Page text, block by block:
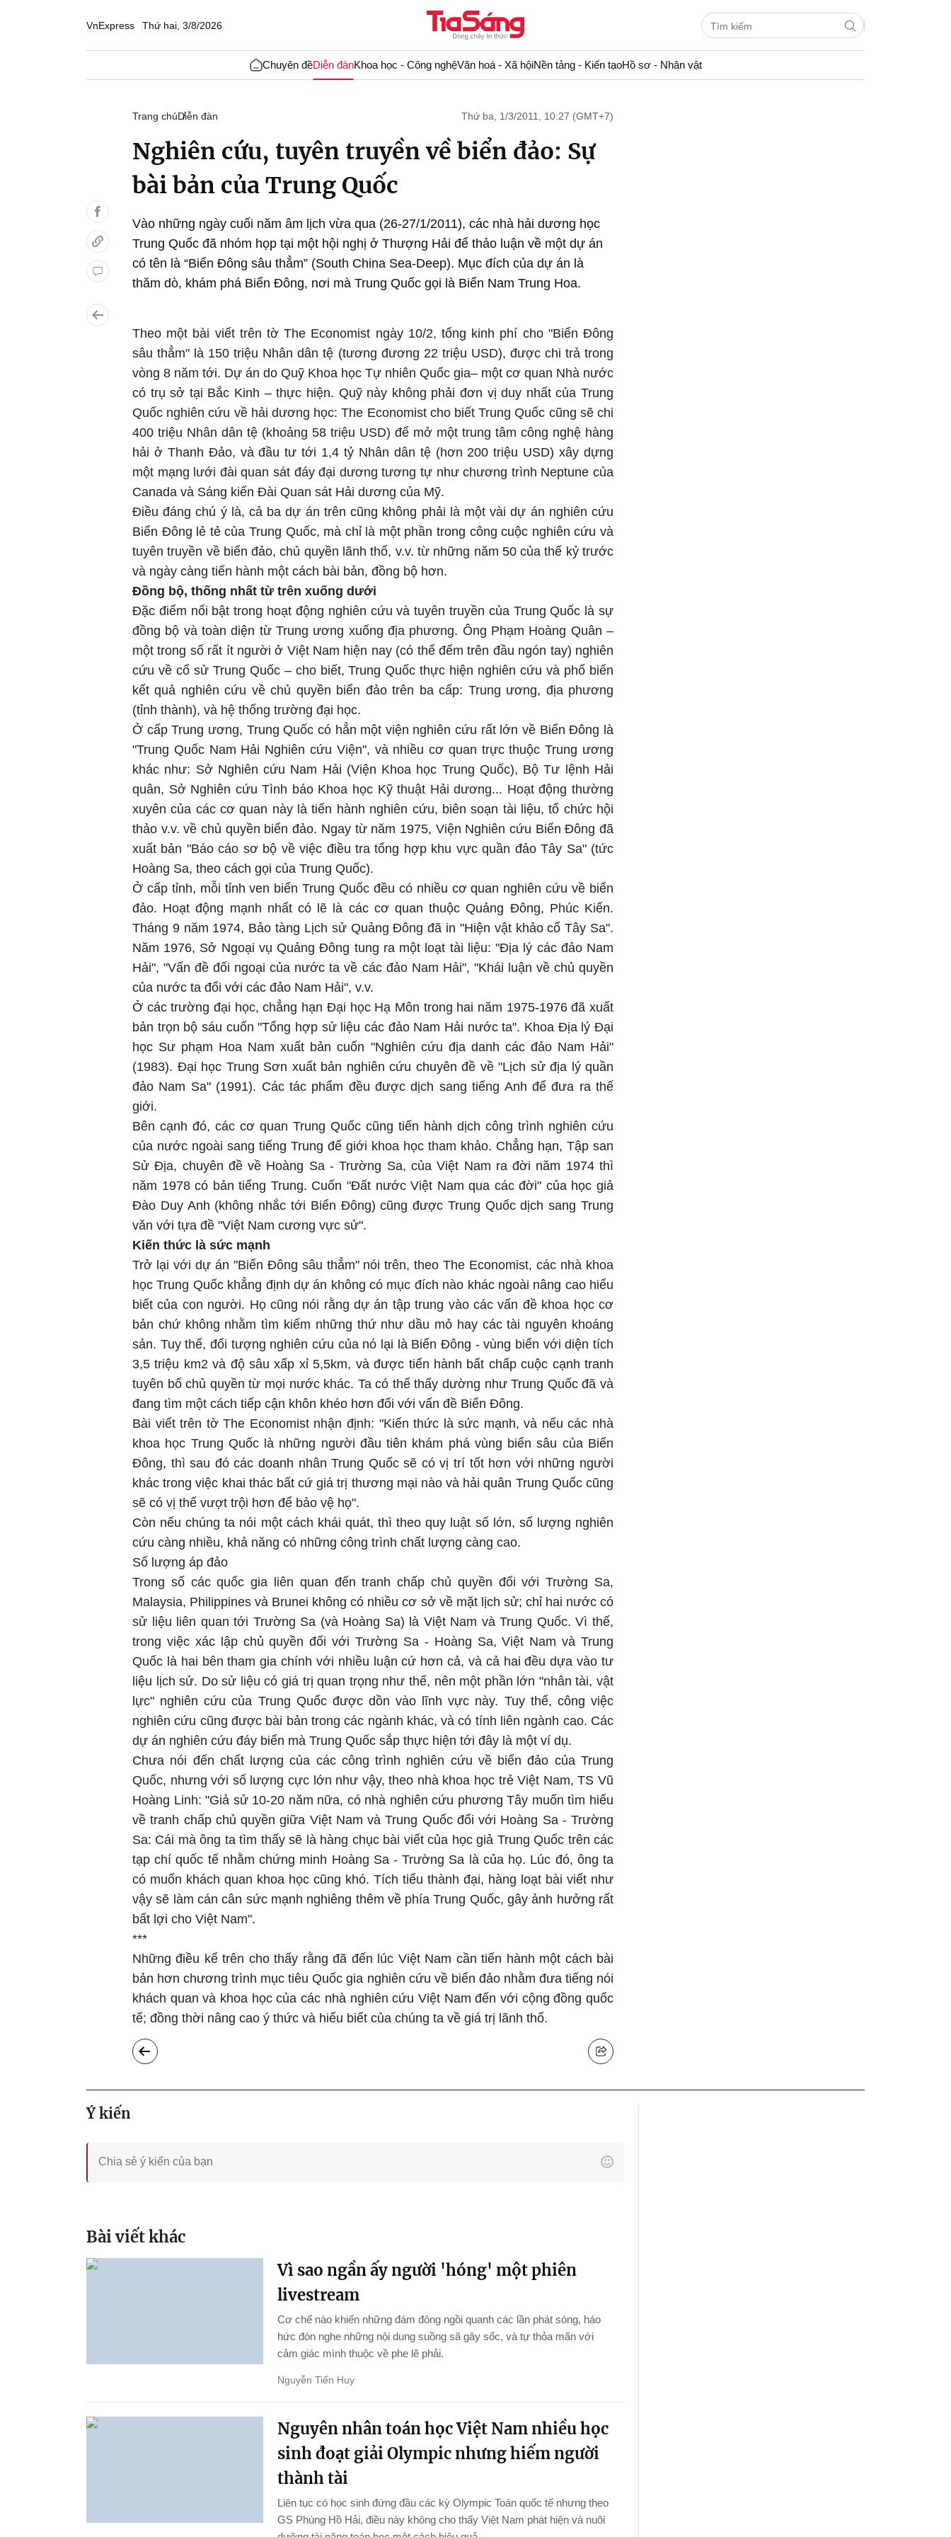
VnExpress Thứ hai, 3/8/2026
Chuyên đềDiễn đànKhoa học - Công nghệVăn hoá - Xã hộiNền tảng - Kiến tạoHồ sơ - Nhân vật
Trang chủDiễn đàn Thứ ba, 1/3/2011, 10:27 (GMT+7)
Nghiên cứu, tuyên truyền về biển đảo: Sự
bài bản của Trung Quốc
Vào những ngày cuối năm âm lịch vừa qua (26-27/1/2011), các nhà hải dương học
Trung Quốc đã nhóm họp tại một hội nghị ở Thượng Hải để thảo luận về một dự án
có tên là “Biển Đông sâu thẳm” (South China Sea-Deep). Mục đích của dự án là
thăm dò, khám phá Biển Đông, nơi mà Trung Quốc gọi là Biển Nam Trung Hoa.
Theo một bài viết trên tờ The Economist ngày 10/2, tổng kinh phí cho "Biển Đông
sâu thẳm" là 150 triệu Nhân dân tệ (tương đương 22 triệu USD), được chi trả trong
vòng 8 năm tới. Dự án do Quỹ Khoa học Tự nhiên Quốc gia– một cơ quan Nhà nước
có trụ sở tại Bắc Kinh – thực hiện. Quỹ này không phải đơn vị duy nhất của Trung
Quốc nghiên cứu về hải dương học: The Economist cho biết Trung Quốc cũng sẽ chi
400 triệu Nhân dân tệ (khoảng 58 triệu USD) để mở một trung tâm công nghệ hàng
hải ở Thanh Đảo, và đầu tư tới 1,4 tỷ Nhân dân tệ (hơn 200 triệu USD) xây dựng
một mạng lưới đài quan sát đáy đại dương tương tự như chương trình Neptune của
Canada và Sáng kiến Đài Quan sát Hải dương của Mỹ.
Điều đáng chú ý là, cả ba dự án trên cũng không phải là một vài dự án nghiên cứu
Biển Đông lẻ tẻ của Trung Quốc, mà chỉ là một phần trong công cuộc nghiên cứu và
tuyên truyền về biển đảo, chủ quyền lãnh thổ, v.v. từ những năm 50 của thế kỷ trước
và ngày càng tiến hành một cách bài bản, đồng bộ hơn.
Đồng bộ, thống nhất từ trên xuống dưới
Đặc điểm nổi bật trong hoạt động nghiên cứu và tuyên truyền của Trung Quốc là sự
đồng bộ và toàn diện từ Trung ương xuống địa phương. Ông Phạm Hoàng Quân –
một trong số rất ít người ở Việt Nam hiện nay (có thể đếm trên đầu ngón tay) nghiên
cứu về cổ sử Trung Quốc – cho biết, Trung Quốc thực hiện nghiên cứu và phổ biến
kết quả nghiên cứu về chủ quyền biển đảo trên ba cấp: Trung ương, địa phương
(tỉnh thành), và hệ thống trường đại học.
Ở cấp Trung ương, Trung Quốc có hẳn một viện nghiên cứu rất lớn về Biển Đông là
"Trung Quốc Nam Hải Nghiên cứu Viện", và nhiều cơ quan trực thuộc Trung ương
khác như: Sở Nghiên cứu Nam Hải (Viện Khoa học Trung Quốc), Bộ Tư lệnh Hải
quân, Sở Nghiên cứu Tình báo Khoa học Kỹ thuật Hải dương... Hoạt động thường
xuyên của các cơ quan này là tiến hành nghiên cứu, biên soạn tài liệu, tổ chức hội
thảo v.v. về chủ quyền biển đảo. Ngay từ năm 1975, Viện Nghiên cứu Biển Đông đã
xuất bản "Báo cáo sơ bộ về việc điều tra tổng hợp khu vực quần đảo Tây Sa" (tức
Hoàng Sa, theo cách gọi của Trung Quốc).
Ở cấp tỉnh, mỗi tỉnh ven biển Trung Quốc đều có nhiều cơ quan nghiên cứu về biển
đảo. Hoạt động mạnh nhất có lẽ là các cơ quan thuộc Quảng Đông, Phúc Kiến.
Tháng 9 năm 1974, Bảo tàng Lịch sử Quảng Đông đã in "Hiện vật khảo cổ Tây Sa".
Năm 1976, Sở Ngoại vụ Quảng Đông tung ra một loạt tài liệu: "Địa lý các đảo Nam
Hải", "Vấn đề đối ngoại của nước ta về các đảo Nam Hải", "Khái luận về chủ quyền
của nước ta đối với các đảo Nam Hải", v.v.
Ở các trường đại học, chẳng hạn Đại học Hạ Môn trong hai năm 1975-1976 đã xuất
bản trọn bộ sáu cuốn "Tổng hợp sử liệu các đảo Nam Hải nước ta". Khoa Địa lý Đại
học Sư phạm Hoa Nam xuất bản cuốn "Nghiên cứu địa danh các đảo Nam Hải"
(1983). Đại học Trung Sơn xuất bản nghiên cứu chuyên đề về "Lịch sử địa lý quần
đảo Nam Sa" (1991). Các tác phẩm đều được dịch sang tiếng Anh để đưa ra thế
giới.
Bên cạnh đó, các cơ quan Trung Quốc cũng tiến hành dịch công trình nghiên cứu
của nước ngoài sang tiếng Trung để giới khoa học tham khảo. Chẳng hạn, Tập san
Sử Địa, chuyên đề về Hoàng Sa - Trường Sa, của Việt Nam ra đời năm 1974 thì
năm 1978 có bản tiếng Trung. Cuốn "Đất nước Việt Nam qua các đời" của học giả
Đào Duy Anh (không nhắc tới Biển Đông) cũng được Trung Quốc dịch sang Trung
văn với tựa đề "Việt Nam cương vực sử".
Kiến thức là sức mạnh
Trở lại với dự án "Biển Đông sâu thẳm" nói trên, theo The Economist, các nhà khoa
học Trung Quốc khẳng định dự án không có mục đích nào khác ngoài nâng cao hiểu
biết của con người. Họ cũng nói rằng dự án tập trung vào các vấn đề khoa học cơ
bản chứ không nhằm tìm kiếm những thứ như dầu mỏ hay các tài nguyên khoáng
sản. Tuy thế, đối tượng nghiên cứu của nó lại là Biển Đông - vùng biển với diện tích
3,5 triệu km2 và độ sâu xấp xỉ 5,5km, và được tiến hành bất chấp cuộc cạnh tranh
tuyên bố chủ quyền từ mọi nước khác. Ta có thể thấy dường như Trung Quốc đã và
đang tìm một cách tiếp cận khôn khéo hơn đối với vấn đề Biển Đông.
Bài viết trên tờ The Economist nhận định: "Kiến thức là sức mạnh, và nếu các nhà
khoa học Trung Quốc là những người đầu tiên khám phá vùng biển sâu của Biển
Đông, thì sau đó các doanh nhân Trung Quốc sẽ có vị trí tốt hơn với những người
khác trong việc khai thác bất cứ giá trị thương mại nào và hải quân Trung Quốc cũng
sẽ có vị thế vượt trội hơn để bảo vệ họ".
Còn nếu chúng ta nói một cách khái quát, thì theo quy luật số lớn, số lượng nghiên
cứu càng nhiều, khả năng có những công trình chất lượng càng cao.
Số lượng áp đảo
Trong số các quốc gia liên quan đến tranh chấp chủ quyền đối với Trường Sa,
Malaysia, Philippines và Brunei không có nhiều cơ sở về mặt lịch sử; chỉ hai nước có
sử liệu liên quan tới Trường Sa (và Hoàng Sa) là Việt Nam và Trung Quốc. Vì thế,
trong việc xác lập chủ quyền đối với Trường Sa - Hoàng Sa, Việt Nam và Trung
Quốc là hai bên tham gia chính với nhiều luận cứ hơn cả, và cả hai đều dựa vào tư
liệu lịch sử. Do sử liệu có giá trị quan trọng như thế, nên một phần lớn "nhân tài, vật
lực" nghiên cứu của Trung Quốc được dồn vào lĩnh vực này. Tuy thế, công việc
nghiên cứu cũng được bài bản trong các ngành khác, và có tính liên ngành cao. Các
dự án nghiên cứu đáy biển mà Trung Quốc sắp thực hiện tới đây là một ví dụ.
Chưa nói đến chất lượng của các công trình nghiên cứu về biển đảo của Trung
Quốc, nhưng với số lượng cực lớn như vậy, theo nhà khoa học trẻ Việt Nam, TS Vũ
Hoàng Linh: "Giả sử 10-20 năm nữa, có nhà nghiên cứu phương Tây muốn tìm hiểu
về tranh chấp chủ quyền giữa Việt Nam và Trung Quốc đối với Hoàng Sa - Trường
Sa: Cái mà ông ta tìm thấy sẽ là hàng chục bài viết của học giả Trung Quốc trên các
tạp chí quốc tế nhằm chứng minh Hoàng Sa - Trường Sa là của họ. Lúc đó, ông ta
có muốn khách quan khoa học cũng khó. Tích tiểu thành đại, hàng loạt bài viết như
vậy sẽ làm cán cân sức mạnh nghiêng thêm về phía Trung Quốc, gây ảnh hưởng rất
bất lợi cho Việt Nam".
***
Những điều kể trên cho thấy rằng đã đến lúc Việt Nam cần tiến hành một cách bài
bản hơn chương trình mục tiêu Quốc gia nghiên cứu về biển đảo nhằm đưa tiếng nói
khách quan và khoa học của các nhà nghiên cứu Việt Nam đến với cộng đồng quốc
tế; đồng thời nâng cao ý thức và hiểu biết của chúng ta về giá trị lãnh thổ.
Ý kiến
Bài viết khác
Vì sao ngần ấy người 'hóng' một phiên
livestream
Cơ chế nào khiến những đám đông ngồi quanh các lần phát sóng, háo
hức đón nghe những nội dung suồng sã gây sốc, và tự thỏa mãn với
cảm giác mình thuộc về phe lẽ phải.
Nguyễn Tiến Huy
Nguyên nhân toán học Việt Nam nhiều học
sinh đoạt giải Olympic nhưng hiếm người
thành tài
Liên tục có học sinh đứng đầu các kỳ Olympic Toán quốc tế nhưng theo
GS Phùng Hồ Hải, điều này không cho thấy Việt Nam phát hiện và nuôi